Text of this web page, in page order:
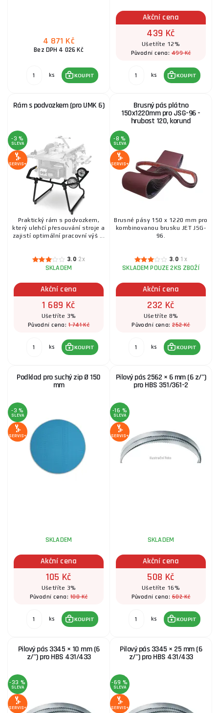
4 871 Kč
Bez DPH 4 026 Kč
ks KOUPIT
Akční cena
439 Kč
Ušetříte 12%
Původní cena:499 Kč
ks KOUPIT
Rám s podvozkem (pro UMK 6)
-3 %
SLEVA
SERVIS+
Praktický rám s podvozkem,
který ulehčí přesouvání stroje a
zajistí optimální pracovní výš ...
3.0 2x
SKLADEM
Akční cena
1 689 Kč
Ušetříte 3%
Původní cena:1 741 Kč
ks KOUPIT
Brusný pás plátno
150x1220mm pro JSG-96 -
hrubost 120, korund
-8 %
SLEVA
SERVIS+
Brusné pásy 150 x 1220 mm pro
kombinovanou brusku JET JSG-
96.
3.0 1x
SKLADEM POUZE 2KS ZBOŽÍ
Akční cena
232 Kč
Ušetříte 8%
Původní cena:252 Kč
ks KOUPIT
Podklad pro suchý zip Ø 150
mm
-3 %
SLEVA
SERVIS+
SKLADEM
Akční cena
105 Kč
Ušetříte 3%
Původní cena:108 Kč
ks KOUPIT
Pilový pás 2562 × 6 mm (6 z/")
pro HBS 351/361-2
-16 %
SLEVA
SERVIS+
SKLADEM
Akční cena
508 Kč
Ušetříte 16%
Původní cena:602 Kč
ks KOUPIT
Pilový pás 3345 × 10 mm (6
z/") pro HBS 431/433
-33 %
SLEVA
SERVIS+
Pilový pás 3345 × 25 mm (6
z/") pro HBS 431/433
-69 %
SLEVA
SERVIS+